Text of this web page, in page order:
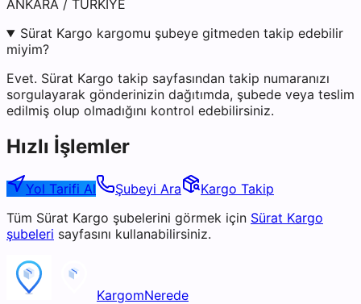
ANKARA / TÜRKİYE
Sürat Kargo kargomu şubeye gitmeden takip edebilir
miyim?
Evet. Sürat Kargo takip sayfasından takip numaranızı
sorgulayarak gönderinizin dağıtımda, şubede veya teslim
edilmiş olup olmadığını kontrol edebilirsiniz.
Hızlı İşlemler
Yol Tarifi Al Şubeyi Ara
Kargo Takip
Tüm Sürat Kargo şubelerini görmek için Sürat Kargo
şubeleri sayfasını kullanabilirsiniz.
KargomNerede